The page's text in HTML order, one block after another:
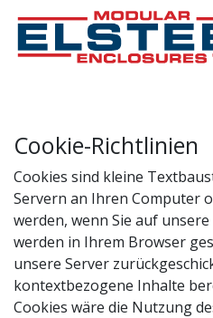
Cookie-Richtlinien
Cookies sind kleine
Servern an Ihren Computer
werden, wenn Sie auf
werden in Ihrem Browser
unsere Server
kontextbezogene Inhalte
Cookies wäre die Nutzung